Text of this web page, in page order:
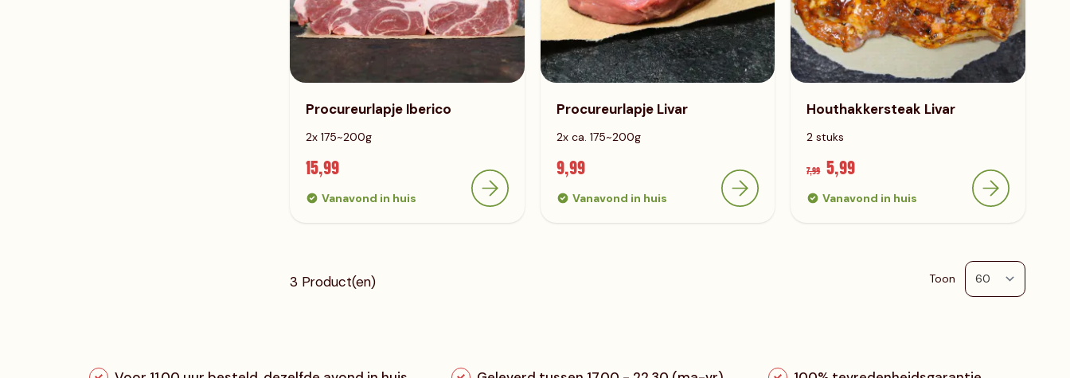
Procureurlapje Iberico
2x 175~200g
15,99
Vanavond in huis
Procureurlapje Livar
2x ca. 175~200g
9,99
Vanavond in huis
Houthakkersteak Livar
2 stuks
7,99 5,99
Vanavond in huis
3 Product(en) Toon